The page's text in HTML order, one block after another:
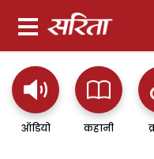
ऑडियो कहानी